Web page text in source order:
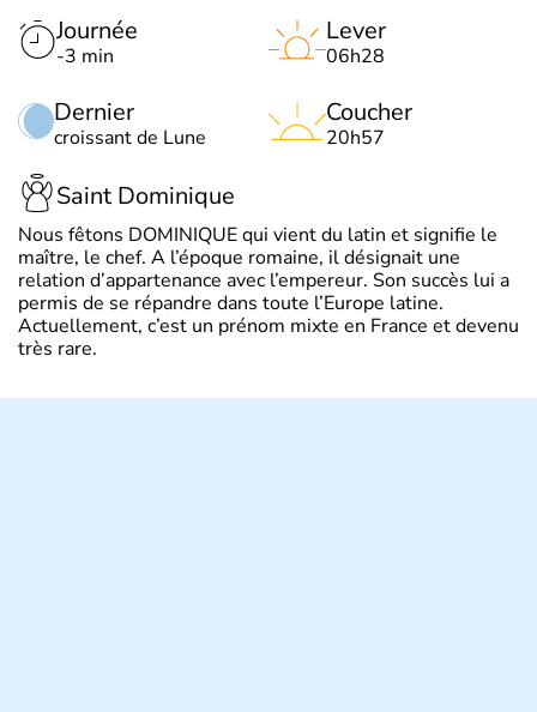
Journée
-3 min
Dernier
croissant de Lune
Lever
06h28
Coucher
20h57
Saint Dominique
Nous fêtons DOMINIQUE qui vient du latin et signifie le
maître, le chef. A l’époque romaine, il désignait une
relation d’appartenance avec l’empereur. Son succès lui a
permis de se répandre dans toute l’Europe latine.
Actuellement, c’est un prénom mixte en France et devenu
très rare.